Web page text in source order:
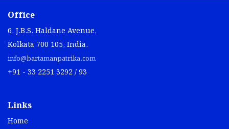
Office
6, J.B.S. Haldane Avenue,
Kolkata 700 105, India.
info@bartamanpatrika.com
+91 - 33 2251 3292 / 93
Links
Home